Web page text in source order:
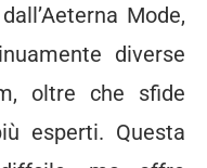
Mode,
diverse
oltre che sfide
esperti. Questa